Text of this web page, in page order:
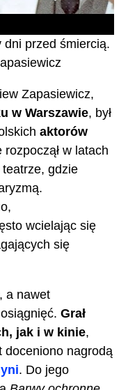
dni przed śmiercią.
Zapasiewicz,
w Warszawie, był
aktorów
rozpoczął w latach
gdzie
wcielając się
się
a nawet
Grał
jak i w kinie,
doceniono nagrodą
. Do jego